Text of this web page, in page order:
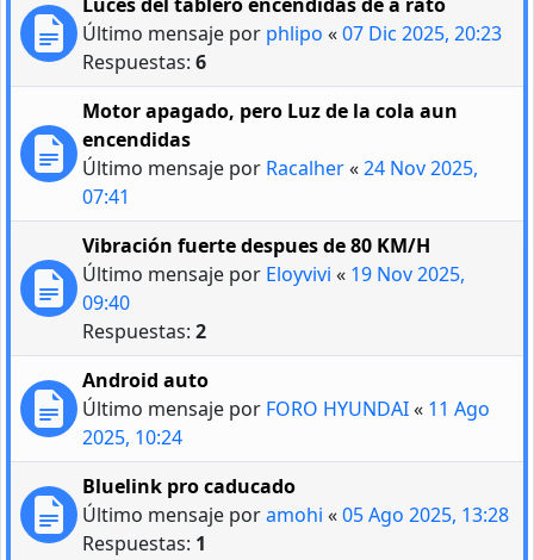
Último mensaje por phlipo «07 Dic 2025, 20:23
Respuestas: 6
Motor apagado, pero Luz de la cola aun
encendidas
Último mensaje por Racalher«24 Nov 2025,
07:41
Vibración fuerte despues de 80 KM/H
Último mensaje por Eloyvivi « 19 Nov 2025,
09:40
Respuestas: 2
Android auto
Último mensaje por FORO HYUNDAI« 11 Ago
2025, 10:24
Bluelink pro caducado
Último mensaje poramohi «05 Ago 2025, 13:28
Respuestas: 1